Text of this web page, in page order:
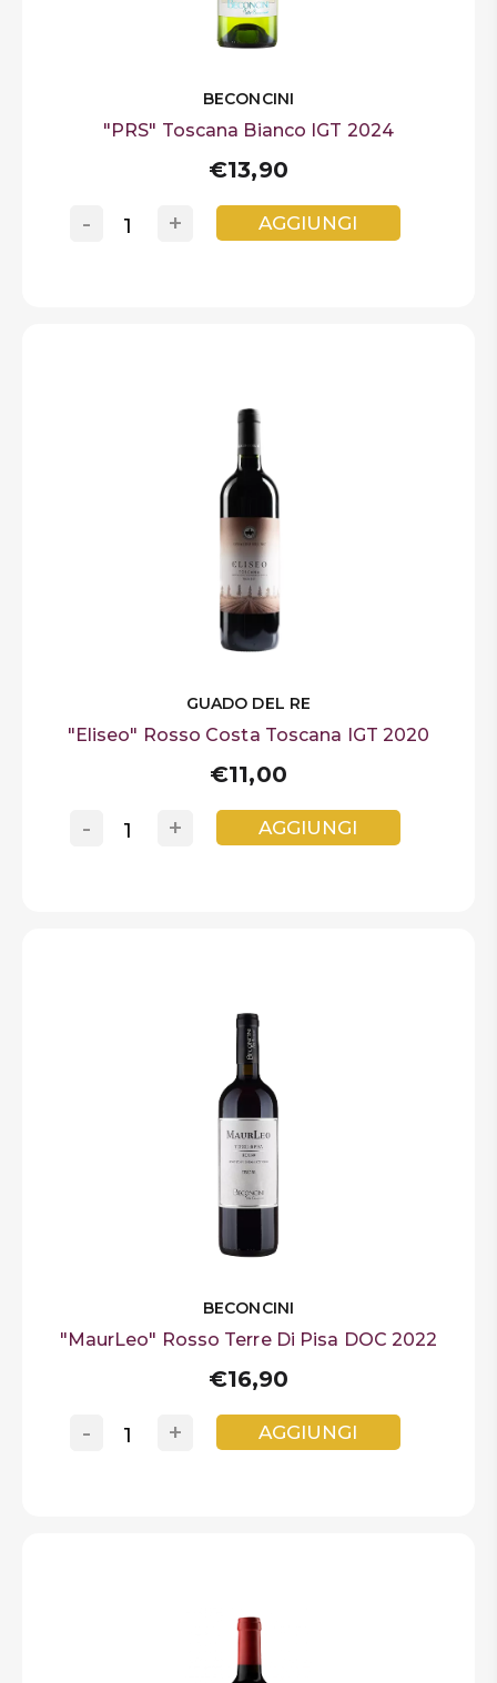
BECONCINI
"PRS" Toscana Bianco IGT 2024
€13,90
+
- AGGIUNGI
GUADO DEL RE
"Eliseo" Rosso Costa Toscana IGT 2020
€11,00
+
- AGGIUNGI
BECONCINI
"MaurLeo" Rosso Terre Di Pisa DOC 2022
€16,90
+
- AGGIUNGI